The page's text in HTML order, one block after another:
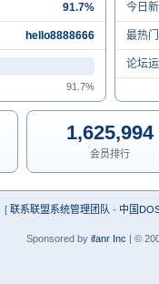
91.7%
hello8888666
91.7%
今日
最热
论坛
1,625,994
会员排行
[ 联系联盟系统管理团队 - 中国
Sponsored by ifanr Inc | ©